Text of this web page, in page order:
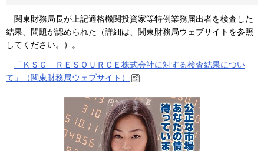
関東財務局長が上記適格機関投資家等特例業務届出者を検査した
結果、問題が認められた（詳細は、関東財務局ウェブサイトを参照
してください。）。
「ＫＳＧ ＲＥＳＯＵＲＣＥ株式会社に対する検査結果につい
て」（関東財務局ウェブサイト）